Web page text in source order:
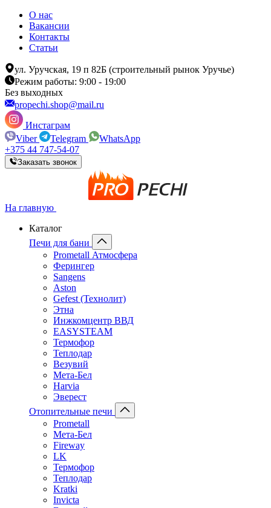
О нас
Вакансии
Контакты
Статьи
ул. Уручская, 19 п 82Б (строительный рынок Уручье)
Режим работы: 9:00 - 19:00
Без выходных
propechi.shop@mail.ru
Инстаграм
Viber
Telegram
WhatsApp
+375 44 747-54-07
Заказать звонок
На главную
Каталог
Печи для бани
Prometall Атмосфера
Ферингер
Sangens
Aston
Gefest (Технолит)
Этна
Инжкомцентр ВВД
EASYSTEAM
Термофор
Теплодар
Везувий
Мета-Бел
Harvia
Эверест
Отопительные печи
Prometall
Мета-Бел
Fireway
LK
Термофор
Теплодар
Kratki
Invicta